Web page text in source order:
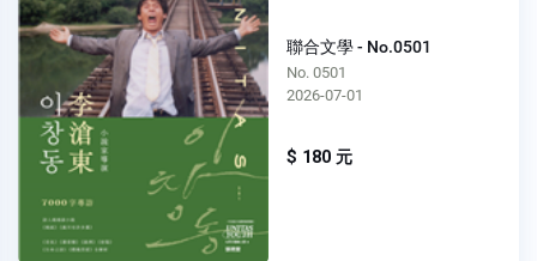
聯合文學 - No.0501
No. 0501
2026-07-01
$ 180 元